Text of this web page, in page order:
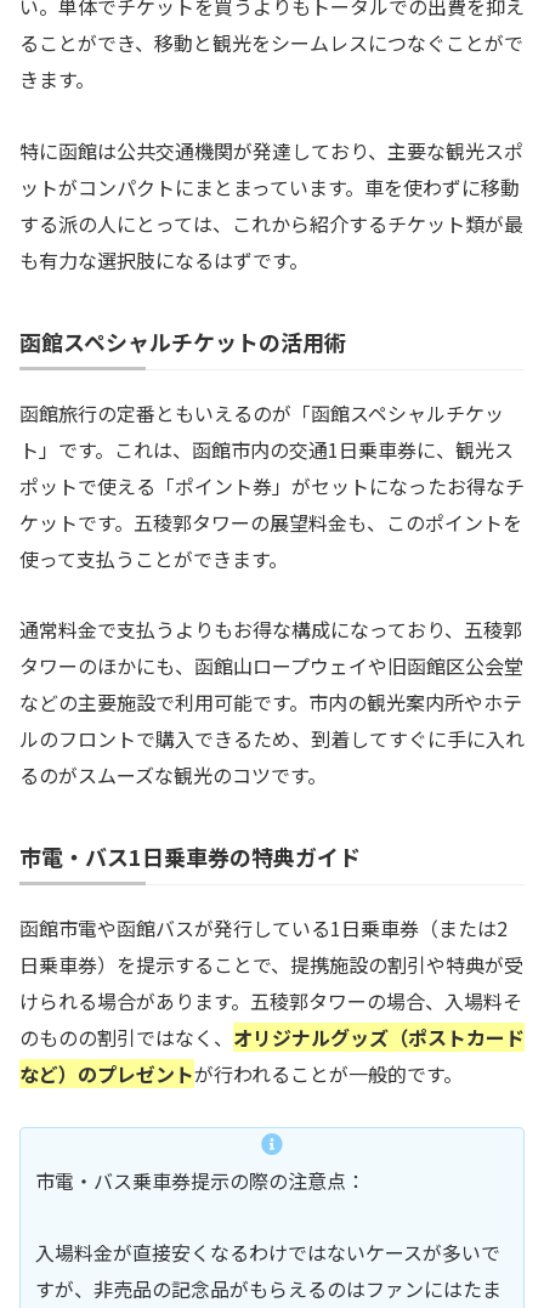
い。単体でチケットを買うよりもトータルでの出費を抑え
ることができ、移動と観光をシームレスにつなぐことがで
きます。
特に函館は公共交通機関が発達しており、主要な観光スポ
ットがコンパクトにまとまっています。車を使わずに移動
する派の人にとっては、これから紹介するチケット類が最
も有力な選択肢になるはずです。
函館スペシャルチケットの活用術
函館旅行の定番ともいえるのが「函館スペシャルチケッ
ト」です。これは、函館市内の交通1日乗車券に、観光ス
ポットで使える「ポイント券」がセットになったお得なチ
ケットです。五稜郭タワーの展望料金も、このポイントを
使って支払うことができます。
通常料金で支払うよりもお得な構成になっており、五稜郭
タワーのほかにも、函館山ロープウェイや旧函館区公会堂
などの主要施設で利用可能です。市内の観光案内所やホテ
ルのフロントで購入できるため、到着してすぐに手に入れ
るのがスムーズな観光のコツです。
市電・バス1日乗車券の特典ガイド
函館市電や函館バスが発行している1日乗車券（または2
日乗車券）を提示することで、提携施設の割引や特典が受
けられる場合があります。五稜郭タワーの場合、入場料そ
のものの割引ではなく、 オリジナルグッズ（ポストカード
など）のプレゼントが行われることが一般的です。
市電・バス乗車券提示の際の注意点：
入場料金が直接安くなるわけではないケースが多いで
すが、非売品の記念品がもらえるのはファンにはたま